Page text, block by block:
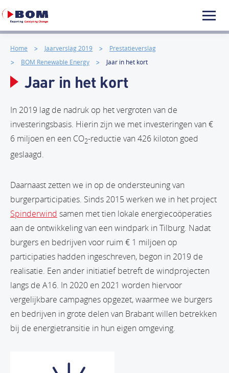
Home Jaarverslag 2019
Prestatieverslag
BOM Renewable Energy
Jaar in het kort
Jaar in het kort
In 2019 lag de nadruk op het vergroten van de
investeringsbasis. Hierin zijn we met investeringen van €
6 miljoen en een CO2-reductie van 426 kiloton goed
geslaagd.
Daarnaast zetten we in op de ondersteuning van
burgerparticipaties. Sinds 2015 werken we in het project
Spinderwind samen met tien lokale energiecoöperaties
aan de ontwikkeling van een windpark in Tilburg. Nadat
burgers en bedrijven voor ruim € 1 miljoen op
participaties hadden ingeschreven, begon in 2019 de
realisatie. Een ander initiatief betreft de windprojecten
langs de A16. In 2020 en 2021 worden hiervoor
vergelijkbare campagnes opgezet, waarmee we burgers
en bedrijven in grote delen van Brabant willen betrekken
bij de energietransitie in hun eigen omgeving.